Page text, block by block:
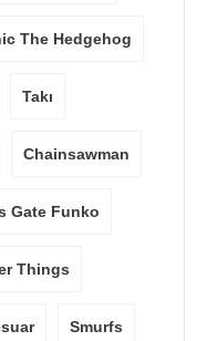
The Hedgehog
Takı
Chainsawman
Gate Funko
Things
Smurfs